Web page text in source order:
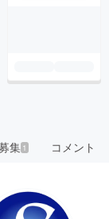
集 1 コメント